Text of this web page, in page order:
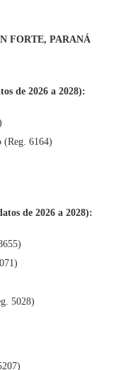
FORTE, PARANÁ
de 2026 a 2028):
(Reg. 6164)
de 2026 a 2028):
5028)